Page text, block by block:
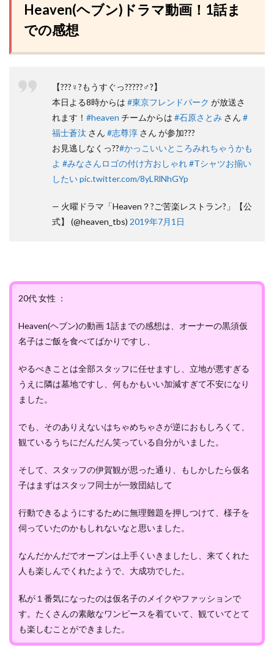
Heaven(ヘブン)ドラマ動画！1話ま
での感想
【???♀?もうすぐっ?????♂?】
本日よる8時からは #東京フレンドパーク が放送さ
れます！ #heaven チームからは #石原さとみ さん #
福士蒼汰 さん #志尊淳 さん が参加???
お見逃しなくっ??#かっこいいところみれちゃうかも
よ #みなさんロゴの付け方おしゃれ#Tシャツお揃い
したいpic.twitter.com/8yLRlNhGYp
— 火曜ドラマ「Heaven？?ご苦楽レストラン?」【公
式】 (@heaven_tbs) 2019年7月1日
20代 女性 ：
Heaven(ヘブン)の動画 1話までの感想は、オーナーの黒須仮
名子はご飯を食べてばかりですし、
やるべきことは全部スタッフに任せますし、立地が悪すぎる
うえに隣は墓地ですし、何もかもいい加減すぎて不安になり
ました。
でも、そのありえないはちゃめちゃさが逆におもしろくて、
観ているうちにだんだん笑っている自分がいました。
そして、スタッフの伊賀観が思った通り、もしかしたら仮名
子はまずはスタッフ同士が一致団結して
行動できるようにするために無理難題を押しつけて、様子を
伺っていたのかもしれないなと思いました。
なんだかんだでオープンは上手くいきましたし、来てくれた
人も楽しんでくれたようで、大成功でした。
私が１番気になったのは仮名子のメイクやファッションで
す。たくさんの素敵なワンピースを着ていて、観ていてとて
も楽しむことができました。